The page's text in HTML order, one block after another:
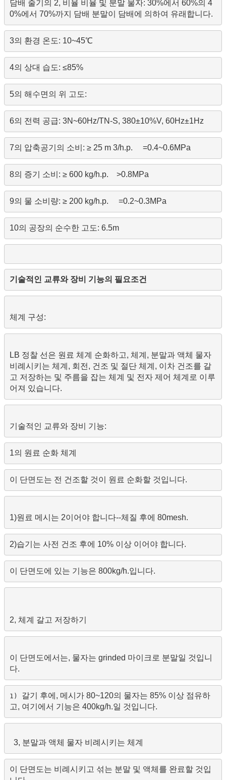
담배 줄기의 2, 비율 비율 및 분말 물자: 30%에서 60%의 4
0%에서 70%까지 담배 분말이 담배에 의하여 유래합니다.
3의 환경 온도: 10~45℃
4의 상대 습도: ≤85%
5의 해수면의 위 고도:
6의 전력 공급: 3N~60Hz/TN-S, 380±10%V, 60Hz±1Hz
7의 압축공기의 소비: ≥ 25 m 3/h.p.     =0.4~0.6MPa
8의 증기 소비: ≥ 600 kg/h.p.    >0.8MPa
9의 물 소비량: ≥ 200 kg/h.p.     =0.2~0.3MPa
10의 공장의 순수한 고도: 6.5m
LB 정찰 선은 원료 체계 순화하고, 체계, 분말과 액체 물자
비례시키는 체계, 회전, 건조 및 절단 체계, 이차 건조를 갈
고 저장하는 및 주름을 잡는 체계 및 전자 제어 체계로 이루
기술적인 교류와 장비 기능:
1의 원료 순화 체계
1)원료 메시는 2이어야 합니다--체질 후에 80mesh.
2)습기는 사전 건조 후에 10% 이상 이어야 합니다.
이 단면도에서는, 물자는 grinded 마이크로 분말일 것입니
다.
1) 갈기 후에, 메시가 80~120의 물자는 85% 이상 점유하
고, 여기에서 기능은 400kg/h.일 것입니다.
3, 분말과 액체 물자 비례시키는 체계
이 단면도는 비례시키고 섞는 분말 및 액체를 완료할 것입